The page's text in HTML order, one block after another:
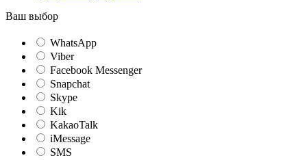
Ваш выбор
WhatsApp
Viber
Facebook Messenger
Snapchat
Skype
Kik
KakaoTalk
iMessage
SMS